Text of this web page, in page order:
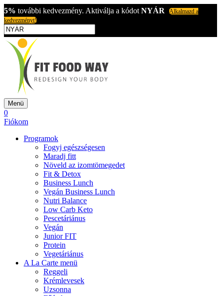
5% további kedvezmény. Aktiválja a kódot NYÁR
Alkalmazd a
kedvezményt!
Menü
0
Fiókom
Programok
Fogyj egészségesen
Maradj fitt
Növeld az izomtömegedet
Fit & Detox
Business Lunch
Vegán Business Lunch
Nutri Balance
Low Carb Keto
Pescetáriánus
Vegán
Junior FIT
Protein
Vegetáriánus
A La Carte menü
Reggeli
Krémlevesek
Uzsonna